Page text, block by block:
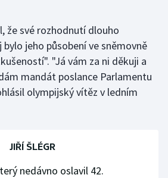
že své rozhodnutí dlouho
bylo jeho působení ve sněmovně
"Já vám za ni děkuji a
mandát poslance Parlamentu
olympijský vítěz v ledním
JIŘÍ ŠLÉGR
nedávno oslavil 42.